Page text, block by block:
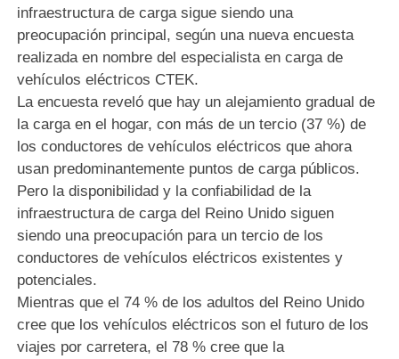
infraestructura de carga sigue siendo una
preocupación principal, según una nueva encuesta
realizada en nombre del especialista en carga de
vehículos eléctricos CTEK.
La encuesta reveló que hay un alejamiento gradual de
la carga en el hogar, con más de un tercio (37 %) de
los conductores de vehículos eléctricos que ahora
usan predominantemente puntos de carga públicos.
Pero la disponibilidad y la confiabilidad de la
infraestructura de carga del Reino Unido siguen
siendo una preocupación para un tercio de los
conductores de vehículos eléctricos existentes y
potenciales.
Mientras que el 74 % de los adultos del Reino Unido
cree que los vehículos eléctricos son el futuro de los
viajes por carretera, el 78 % cree que la